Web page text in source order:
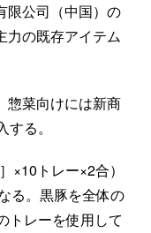
限公司（中国）の
力の既存アイテム
惣菜向けには新商
る。
×10トレー×2合）
る。黒豚を全体の
トレーを使用して